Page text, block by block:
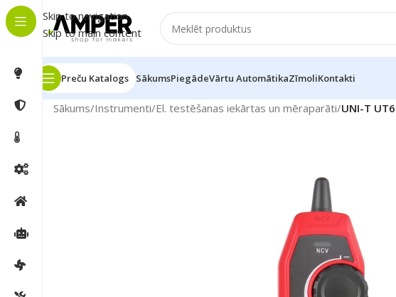
Skip to navigation
Skip to main content
Preču Katalogs SākumsPiegādeVārtu AutomātikaZīmoliKontakti
Sākums/Instrumenti/El. testēšanas iekārtas un mēraparāti/UNI-T